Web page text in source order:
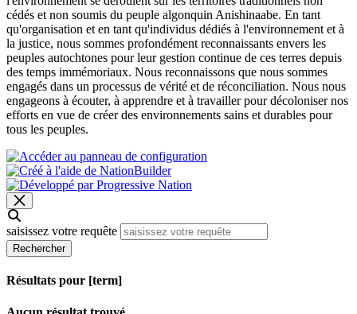
cédés et non soumis du peuple algonquin Anishinaabe. En tant
qu'organisation et en tant qu'individus dédiés à l'environnement et à
la justice, nous sommes profondément reconnaissants envers les
peuples autochtones pour leur gestion continue de ces terres depuis
des temps immémoriaux. Nous reconnaissons que nous sommes
engagés dans un processus de vérité et de réconciliation. Nous nous
engageons à écouter, à apprendre et à travailler pour décoloniser nos
efforts en vue de créer des environnements sains et durables pour
tous les peuples.
saisissez votre requête
Rechercher
Résultats pour [term]